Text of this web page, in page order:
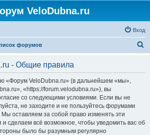
VeloDubna.ru
Вход
форумов
- Общие правила
«Форум VeloDubna.ru» (в дальнейшем «мы»,
«https://forum.velodubna.ru»), вы
со следующими условиями. Если вы не
не заходите и не пользуйтесь форумами
оставляем за собой право изменять эти
сделаем всё возможное, чтобы уведомить вас об
было бы разумным регулярно